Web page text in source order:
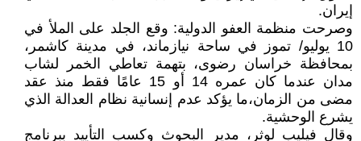
إيران.
وصرحت منظمة العفو الدولية: وقع الجلد على الملأ في
10 يوليو/ تموز في ساحة نيازماند، في مدينة كاشمر،
بمحافظة خراسان رضوى، بتهمة تعاطي الخمر لشاب
مدان عندما كان عمره 14 أو 15 عامًا فقط منذ عقد
مضى من الزمان،ما يؤكد عدم إنسانية نظام العدالة الذي
يشرع الوحشية.
وقال فيليب لوثر، مدير البحوث وكسب التأييد ببرنامج